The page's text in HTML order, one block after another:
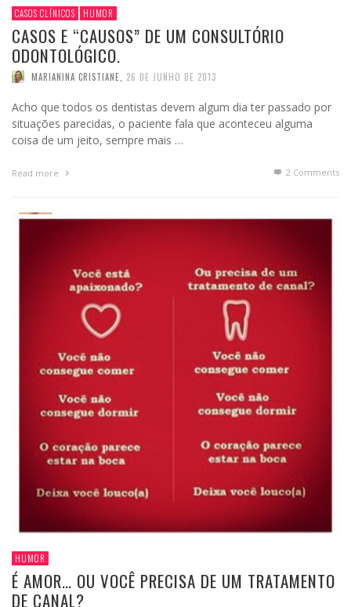
CASOS CLÍNICOS HUMOR
CASOS E “CAUSOS” DE UM CONSULTÓRIO
ODONTOLÓGICO.
MARIANINA CRISTIANE, 26 DE JUNHO DE 2013
Acho que todos os dentistas devem algum dia ter passado por
situações parecidas, o paciente fala que aconteceu alguma
coisa de um jeito, sempre mais …
Read more 2 Comments
HUMOR
É AMOR… OU VOCÊ PRECISA DE UM TRATAMENTO
DE CANAL?